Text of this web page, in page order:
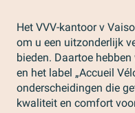
Het VVV-kantoor v
om u een uitzonderlijk
bieden. Daartoe
en het label „Accueil
onderscheidingen die
kwaliteit en comfort